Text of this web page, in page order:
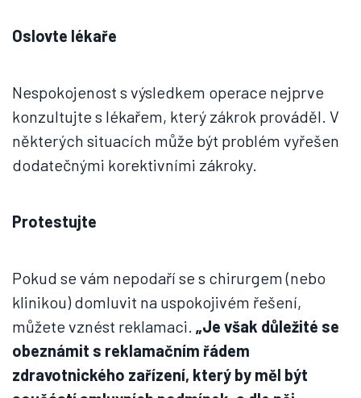
Oslovte lékaře
Nespokojenost s výsledkem operace nejprve
konzultujte s lékařem, který zákrok prováděl. V
některých situacích může být problém vyřešen
dodatečnými korektivními zákroky.
Protestujte
Pokud se vám nepodaří se s chirurgem (nebo
klinikou) domluvit na uspokojivém řešení,
můžete vznést reklamaci. „Je však důležité se
obeznámit s reklamačním řádem
zdravotnického zařízení, který by měl být